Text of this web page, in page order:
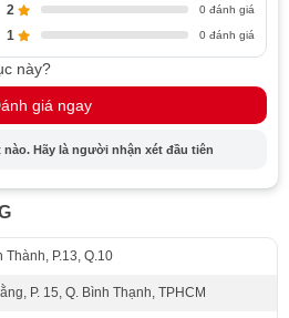
chỉnh
sung - Nâng cao trải nghiệm sử
tích
cách của tủ rượu nhập khẩu
rượu vang
2 0 đánh giá
1 0 đánh giá
này?
giá ngay
Hãy là người nhận xét đầu tiên
Thành, P.13, Q.10
P. 15, Q. Bình Thạnh, TPHCM